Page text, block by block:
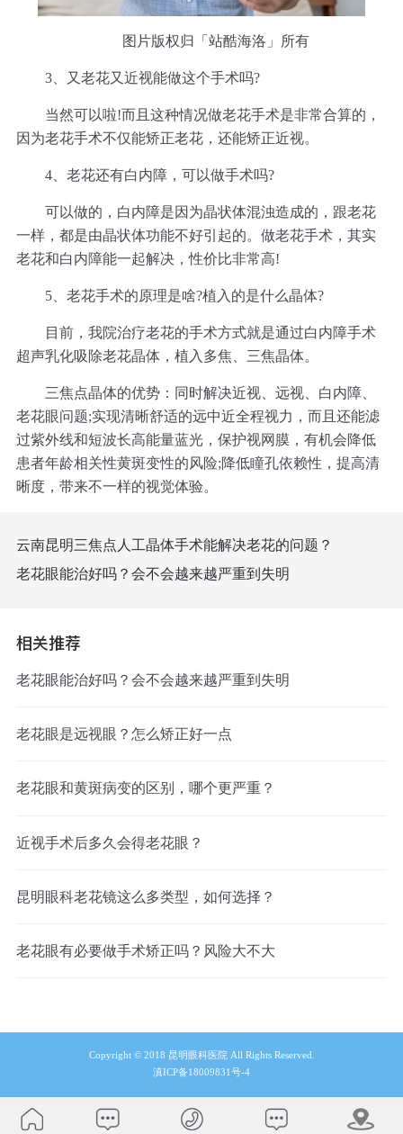
图片版权归「站酷海洛」所有
3、又老花又近视能做这个手术吗?
当然可以啦!而且这种情况做老花手术是非常合算的，
因为老花手术不仅能矫正老花，还能矫正近视。
4、老花还有白内障，可以做手术吗?
可以做的，白内障是因为晶状体混浊造成的，跟老花
一样，都是由晶状体功能不好引起的。做老花手术，其实
老花和白内障能一起解决，性价比非常高!
5、老花手术的原理是啥?植入的是什么晶体?
目前，我院治疗老花的手术方式就是通过白内障手术
超声乳化吸除老花晶体，植入多焦、三焦晶体。
三焦点晶体的优势：同时解决近视、远视、白内障、
老花眼问题;实现清晰舒适的远中近全程视力，而且还能滤
过紫外线和短波长高能量蓝光，保护视网膜，有机会降低
患者年龄相关性黄斑变性的风险;降低瞳孔依赖性，提高清
晰度，带来不一样的视觉体验。
云南昆明三焦点人工晶体手术能解决老花的问题？
老花眼能治好吗？会不会越来越严重到失明
相关推荐
老花眼能治好吗？会不会越来越严重到失明
老花眼是远视眼？怎么矫正好一点
老花眼和黄斑病变的区别，哪个更严重？
近视手术后多久会得老花眼？
昆明眼科老花镜这么多类型，如何选择？
老花眼有必要做手术矫正吗？风险大不大
Copyright © 2018 昆明眼科医院 All Rights Reserved.
滇ICP备18009831号-4